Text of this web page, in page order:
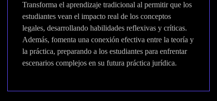
Transforma el aprendizaje tradicional al permitir que los
estudiantes vean el impacto real de los conceptos
legales, desarrollando habilidades reflexivas y críticas.
Además, fomenta una conexión efectiva entre la teoría y
la práctica, preparando a los estudiantes para enfrentar
escenarios complejos en su futura práctica jurídica.